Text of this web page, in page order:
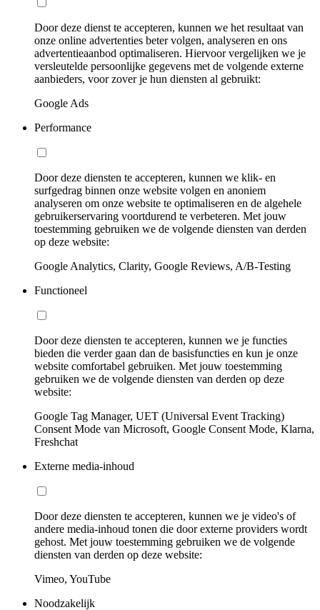
Door deze dienst te accepteren, kunnen we het resultaat van
onze online advertenties beter volgen, analyseren en ons
advertentieaanbod optimaliseren. Hiervoor vergelijken we je
versleutelde persoonlijke gegevens met de volgende externe
aanbieders, voor zover je hun diensten al gebruikt:
Google Ads
Performance
Door deze diensten te accepteren, kunnen we klik- en
surfgedrag binnen onze website volgen en anoniem
analyseren om onze website te optimaliseren en de algehele
gebruikerservaring voortdurend te verbeteren. Met jouw
toestemming gebruiken we de volgende diensten van derden
op deze website:
Google Analytics, Clarity, Google Reviews, A/B-Testing
Functioneel
Door deze diensten te accepteren, kunnen we je functies
bieden die verder gaan dan de basisfuncties en kun je onze
website comfortabel gebruiken. Met jouw toestemming
gebruiken we de volgende diensten van derden op deze
website:
Google Tag Manager, UET (Universal Event Tracking)
Consent Mode van Microsoft, Google Consent Mode, Klarna,
Freshchat
Externe media-inhoud
Door deze diensten te accepteren, kunnen we je video's of
andere media-inhoud tonen die door externe providers wordt
gehost. Met jouw toestemming gebruiken we de volgende
diensten van derden op deze website:
Vimeo, YouTube
Noodzakelijk